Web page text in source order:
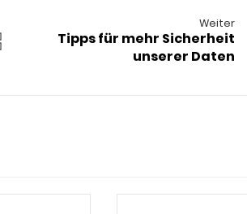
Weiter
Tipps für mehr Sicherheit
unserer Daten